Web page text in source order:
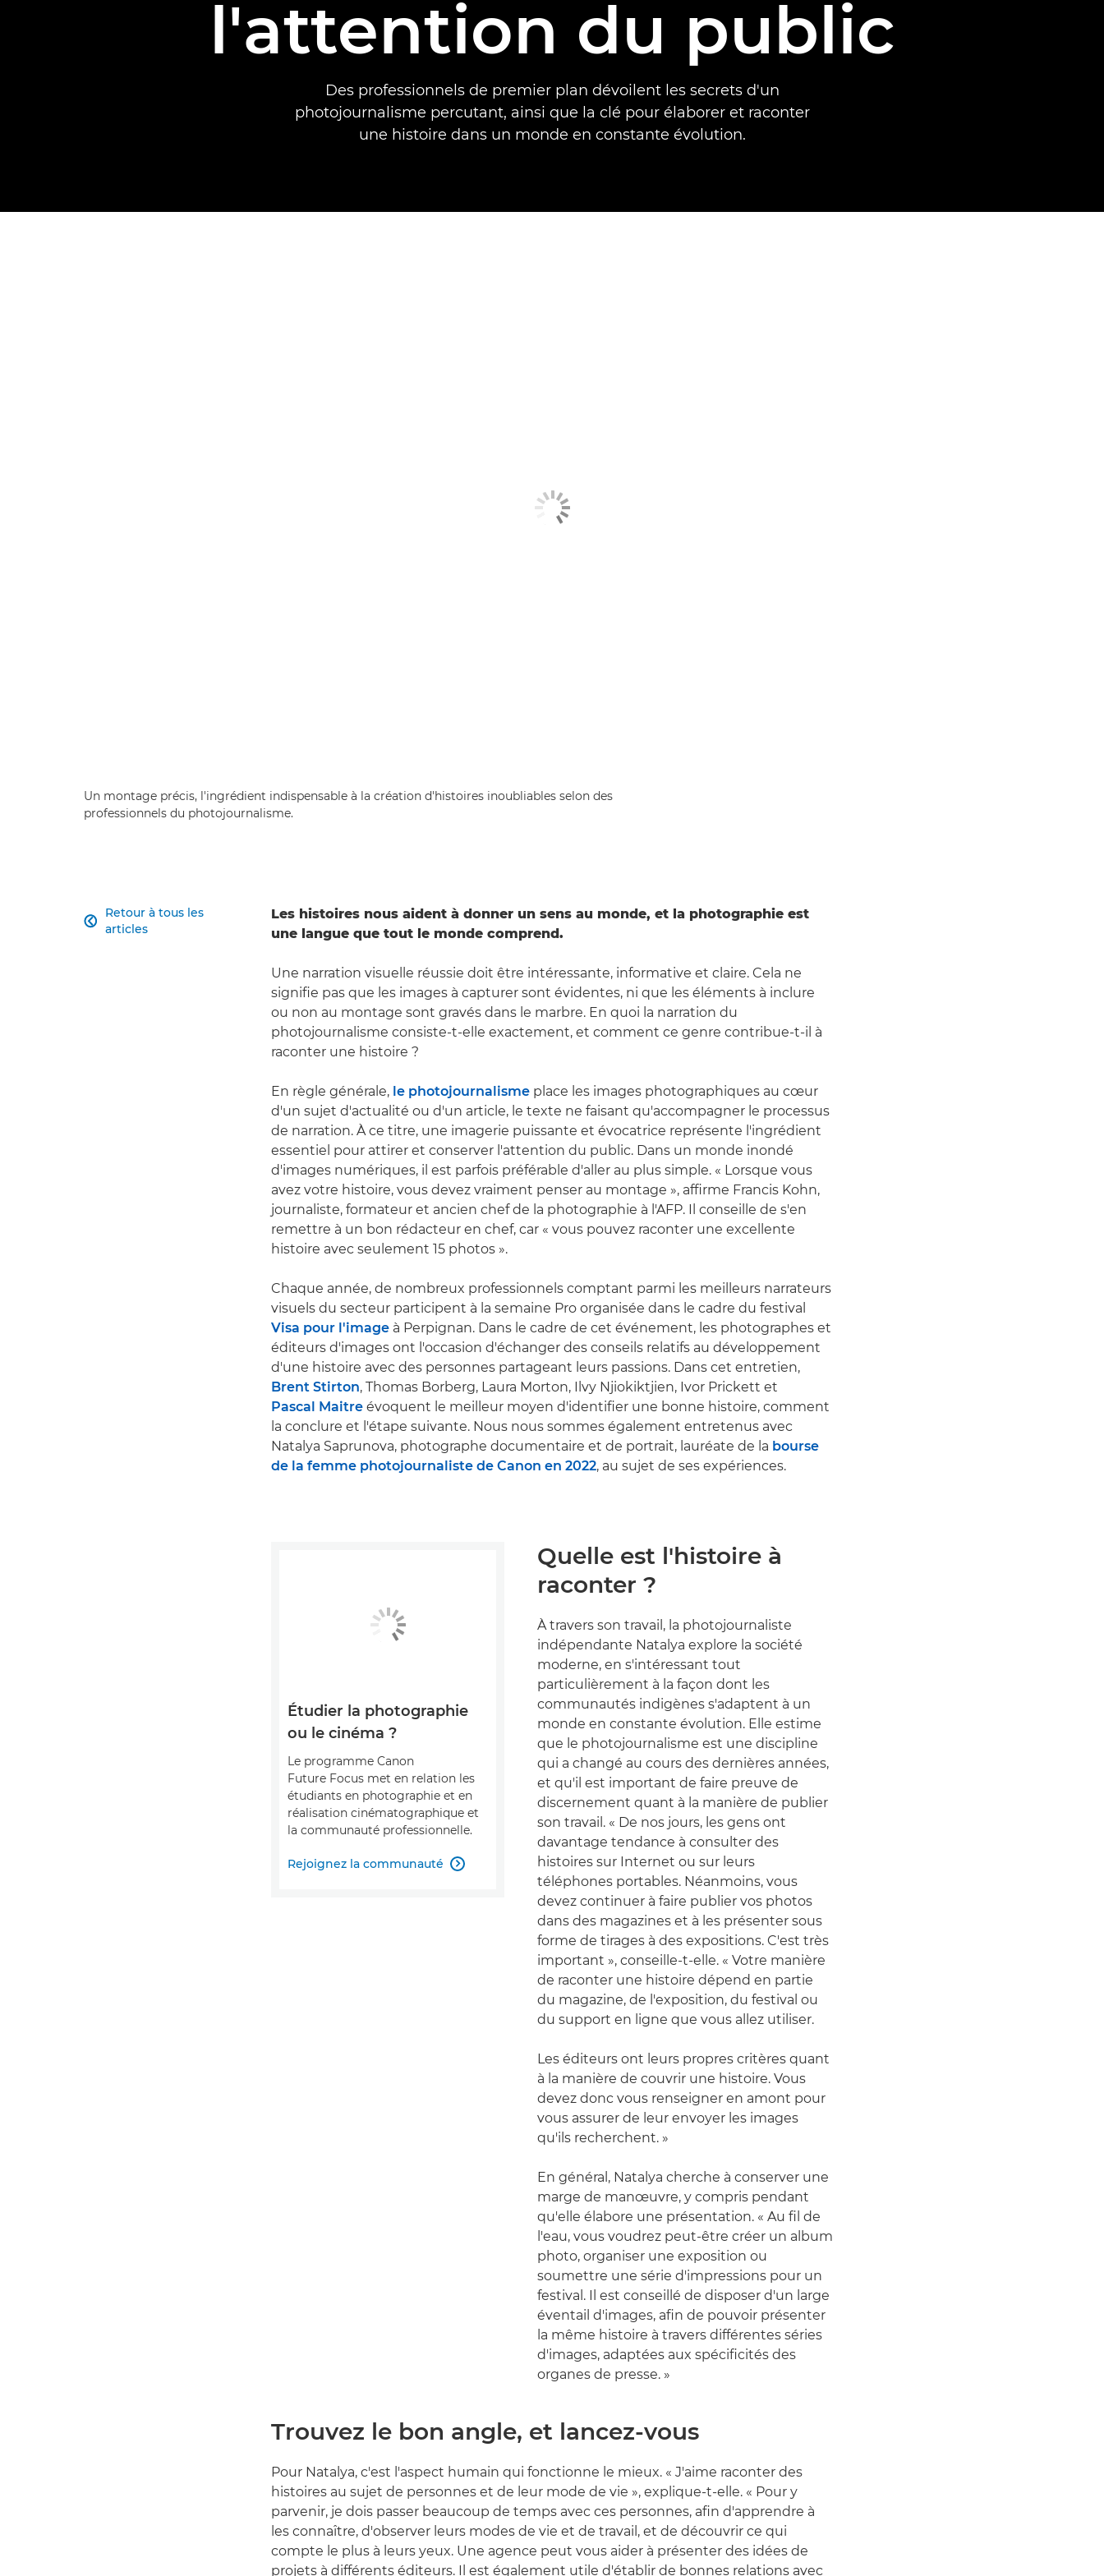
l'attention du public
Des professionnels de premier plan dévoilent les secrets d'un
photojournalisme percutant, ainsi que la clé pour élaborer et raconter
une histoire dans un monde en constante évolution.
Un montage précis, l'ingrédient indispensable à la création d'histoires inoubliables selon des
professionnels du photojournalisme.
Retour à tous les
articles

Les histoires nous aident à donner un sens au monde, et la photographie est
une langue que tout le monde comprend.
Une narration visuelle réussie doit être intéressante, informative et claire. Cela ne
signifie pas que les images à capturer sont évidentes, ni que les éléments à inclure
ou non au montage sont gravés dans le marbre. En quoi la narration du
photojournalisme consiste-t-elle exactement, et comment ce genre contribue-t-il à
raconter une histoire ?
En règle générale, le photojournalisme place les images photographiques au cœur
d'un sujet d'actualité ou d'un article, le texte ne faisant qu'accompagner le processus
de narration. À ce titre, une imagerie puissante et évocatrice représente l'ingrédient
essentiel pour attirer et conserver l'attention du public. Dans un monde inondé
d'images numériques, il est parfois préférable d'aller au plus simple. « Lorsque vous
avez votre histoire, vous devez vraiment penser au montage », affirme Francis Kohn,
journaliste, formateur et ancien chef de la photographie à l'AFP. Il conseille de s'en
remettre à un bon rédacteur en chef, car « vous pouvez raconter une excellente
histoire avec seulement 15 photos ».
Chaque année, de nombreux professionnels comptant parmi les meilleurs narrateurs
visuels du secteur participent à la semaine Pro organisée dans le cadre du festival
Visa pour l'image à Perpignan. Dans le cadre de cet événement, les photographes et
éditeurs d'images ont l'occasion d'échanger des conseils relatifs au développement
d'une histoire avec des personnes partageant leurs passions. Dans cet entretien,
Brent Stirton, Thomas Borberg, Laura Morton, Ilvy Njiokiktjien, Ivor Prickett et
Pascal Maitre évoquent le meilleur moyen d'identifier une bonne histoire, comment
la conclure et l'étape suivante. Nous nous sommes également entretenus avec
Natalya Saprunova, photographe documentaire et de portrait, lauréate de la bourse
de la femme photojournaliste de Canon en 2022, au sujet de ses expériences.
Quelle est l'histoire à
raconter ?
À travers son travail, la photojournaliste
indépendante Natalya explore la société
moderne, en s'intéressant tout
particulièrement à la façon dont les
communautés indigènes s'adaptent à un
monde en constante évolution. Elle estime
que le photojournalisme est une discipline
qui a changé au cours des dernières années,
et qu'il est important de faire preuve de
discernement quant à la manière de publier
son travail. « De nos jours, les gens ont
davantage tendance à consulter des
histoires sur Internet ou sur leurs
téléphones portables. Néanmoins, vous
devez continuer à faire publier vos photos
dans des magazines et à les présenter sous
forme de tirages à des expositions. C'est très
important », conseille-t-elle. « Votre manière
de raconter une histoire dépend en partie
du magazine, de l'exposition, du festival ou
du support en ligne que vous allez utiliser.
Les éditeurs ont leurs propres critères quant
à la manière de couvrir une histoire. Vous
devez donc vous renseigner en amont pour
vous assurer de leur envoyer les images
qu'ils recherchent. »
En général, Natalya cherche à conserver une
marge de manœuvre, y compris pendant
qu'elle élabore une présentation. « Au fil de
l'eau, vous voudrez peut-être créer un album
photo, organiser une exposition ou
soumettre une série d'impressions pour un
festival. Il est conseillé de disposer d'un large
éventail d'images, afin de pouvoir présenter
la même histoire à travers différentes séries
d'images, adaptées aux spécificités des
organes de presse. »
Étudier la photographie
ou le cinéma ?
Le programme Canon
Future Focus met en relation les
étudiants en photographie et en
réalisation cinématographique et
la communauté professionnelle.
Rejoignez la communauté 
Trouvez le bon angle, et lancez-vous
Pour Natalya, c'est l'aspect humain qui fonctionne le mieux. « J'aime raconter des
histoires au sujet de personnes et de leur mode de vie », explique-t-elle. « Pour y
parvenir, je dois passer beaucoup de temps avec ces personnes, afin d'apprendre à
les connaître, d'observer leurs modes de vie et de travail, et de découvrir ce qui
compte le plus à leurs yeux. Une agence peut vous aider à présenter des idées de
projets à différents éditeurs. Il est également utile d'établir de bonnes relations avec